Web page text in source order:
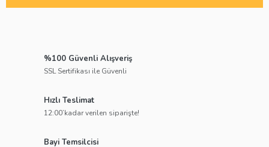
%100 Güvenli Alışveriş
SSL Sertifikası ile Güvenli
Hızlı Teslimat
12:00’kadar verilen siparişte!
Bayi Temsilcisi